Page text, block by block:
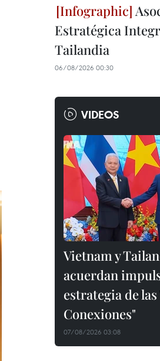
Estratégica
Tailandia
06/08/2026 00:30
VIDEOS
Vietnam y
acuerdan
estrategia de
Conexiones"
07/08/2026 03:08